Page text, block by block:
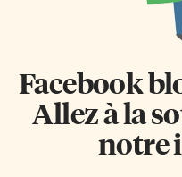
Facebook
Allez à la
notre